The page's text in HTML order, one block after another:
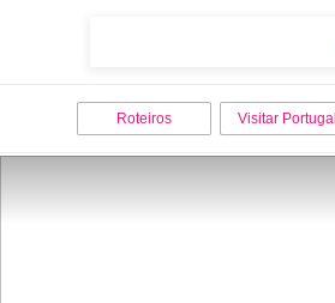
Roteiros Visitar Portugal